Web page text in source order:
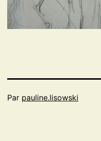
Par pauline.lisowski